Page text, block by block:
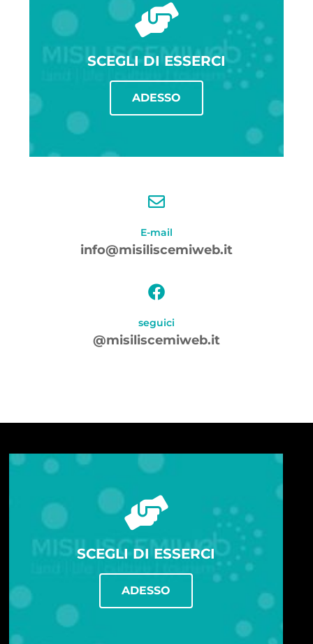
SCEGLI DI ESSERCI
ADESSO
E-mail
info@misiliscemiweb.it
seguici
@misiliscemiweb.it
SCEGLI DI ESSERCI
ADESSO